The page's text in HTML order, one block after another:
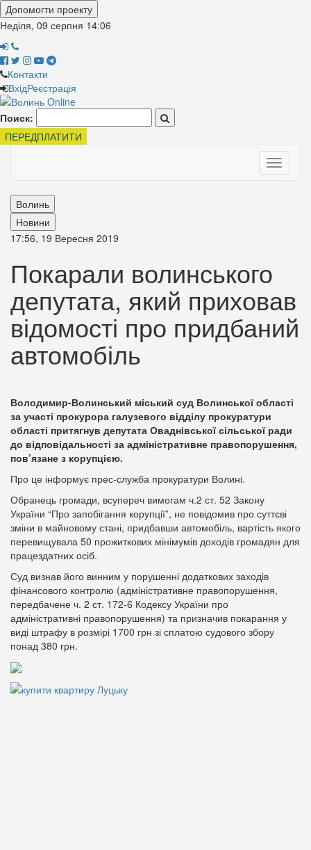
Допомогти проекту
Неділя, 09 серпня 14:06
Контакти
ВхідРеєстрація
Поиск:
ПЕРЕДПЛАТИТИ
Toggle
Волинь
Новини
17:56, 19 Вересня 2019
Покарали волинського
депутата, який приховав
відомості про придбаний
автомобіль
Володимир-Волинський міський суд Волинської області
за участі прокурора галузевого відділу прокуратури
області притягнув депутата Оваднівської сільської ради
до відповідальності за адміністративне правопорушення,
пов’язане з корупцією.
Про це інформує прес-служба прокуратури Волині.
Обранець громади, всупереч вимогам ч.2 ст. 52 Закону
України “Про запобігання корупції”, не повідомив про суттєві
зміни в майновому стані, придбавши автомобіль, вартість якого
перевищувала 50 прожиткових мінімумів доходів громадян для
працездатних осіб.
Суд визнав його винним у порушенні додаткових заходів
фінансового контролю (адміністративне правопорушення,
передбачене ч. 2 ст. 172-6 Кодексу України про
адміністративні правопорушення) та призначив покарання у
виді штрафу в розмірі 1700 грн зі сплатою судового збору
понад 380 грн.